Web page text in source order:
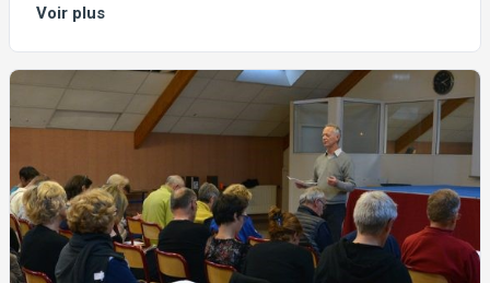
Voir plus